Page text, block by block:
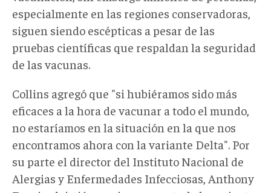
especialmente en las regiones conservadoras,
siguen siendo escépticas a pesar de las
pruebas científicas que respaldan la seguridad
de las vacunas.
Collins agregó que "si hubiéramos sido más
eficaces a la hora de vacunar a todo el mundo,
no estaríamos en la situación en la que nos
encontramos ahora con la variante Delta". Por
su parte el director del Instituto Nacional de
Alergias y Enfermedades Infecciosas, Anthony